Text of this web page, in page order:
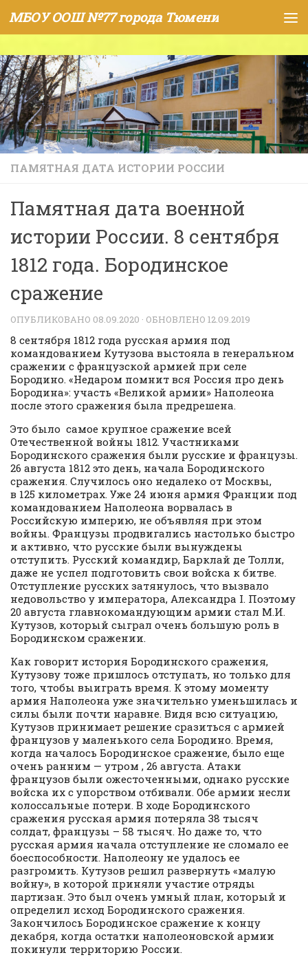
Skip to content
МБОУ ООШ №77 города Тюмени
ПАМЯТНАЯ ДАТА ИСТОРИИ РОССИИ
Памятная дата военной
истории России. 8 сентября
1812 года. Бородинское
сражение
ОПУБЛИКОВАНО 08.09.2020 · ОБНОВЛЕНО 12.09.2019
8 сентября 1812 года русская армия под
командованием Кутузова выстояла в генеральном
сражении с французской армией при селе
Бородино. «Недаром помнит вся Россия про день
Бородина»: участь «Великой армии» Наполеона
после этого сражения была предрешена.
Это было самое крупное сражение всей
Отечественной войны 1812. Участниками
Бородинского сражения были русские и французы.
26 августа 1812 это день, начала Бородинского
сражения. Случилось оно недалеко от Москвы,
в 125 километрах. Уже 24 июня армия Франции под
командованием Наполеона ворвалась в
Российскую империю, не объявляя при этом
войны. Французы продвигались настолько быстро
и активно, что русские были вынуждены
отступить. Русский командир, Барклай де Толли,
даже не успел подготовить свои войска к битве.
Отступление русских затянулось, что вызвало
недовольство у императора, Александра I. Поэтому
20 августа главнокомандующим армии стал М.И.
Кутузов, который сыграл очень большую роль в
Бородинском сражении.
Как говорит история Бородинского сражения,
Кутузову тоже пришлось отступать, но только для
того, чтобы выиграть время. К этому моменту
армия Наполеона уже значительно уменьшилась и
силы были почти наравне. Видя всю ситуацию,
Кутузов принимает решение сразиться с армией
французов у маленького села Бородино. Время,
когда началось Бородинское сражение, было еще
очень ранним — утром , 26 августа. Атаки
французов были ожесточенными, однако русские
войска их с упорством отбивали. Обе армии несли
колоссальные потери. В ходе Бородинского
сражения русская армия потеряла 38 тысяч
солдат, французы – 58 тысяч. Но даже то, что
русская армия начала отступление не сломало ее
боеспособности. Наполеону не удалось ее
разгромить. Кутузов решил развернуть «малую
войну», в которой приняли участие отряды
партизан. Это был очень умный план, который и
определил исход Бородинского сражения.
Закончилось Бородинское сражение к концу
декабря, когда остатки наполеоновской армии
покинули территорию России.